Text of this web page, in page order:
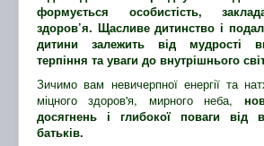
формується особистість,
здоров’я. Щасливе дитинство і
дитини залежить від мудрості
терпіння та уваги до внутрішнього
Зичимо вам невичерпної енергії та
міцного здоров'я, мирного неба,
досягнень і глибокої поваги від
батьків.